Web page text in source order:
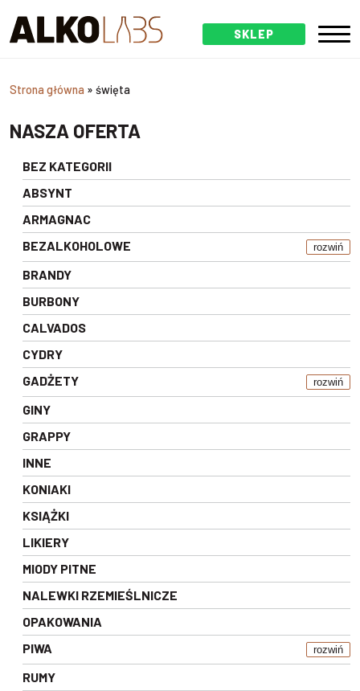
SKLEP
Strona główna » święta
NASZA OFERTA
BEZ KATEGORII
ABSYNT
ARMAGNAC
BEZALKOHOLOWE
rozwiń
BRANDY
BURBONY
CALVADOS
CYDRY
GADŻETY
rozwiń
GINY
GRAPPY
INNE
KONIAKI
KSIĄŻKI
LIKIERY
MIODY PITNE
NALEWKI RZEMIEŚLNICZE
OPAKOWANIA
PIWA
rozwiń
RUMY